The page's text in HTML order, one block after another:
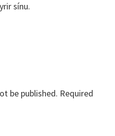
sínu.
be published. Required